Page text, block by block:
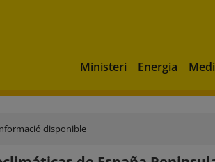
Ministeri Energia
disponible